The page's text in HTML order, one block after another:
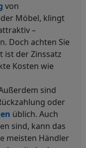
von
Möbel, klingt
–
Doch achten Sie
ist der Zinssatz
Kosten wie
sind
oder
üblich. Auch
sind, kann das
meisten Händler